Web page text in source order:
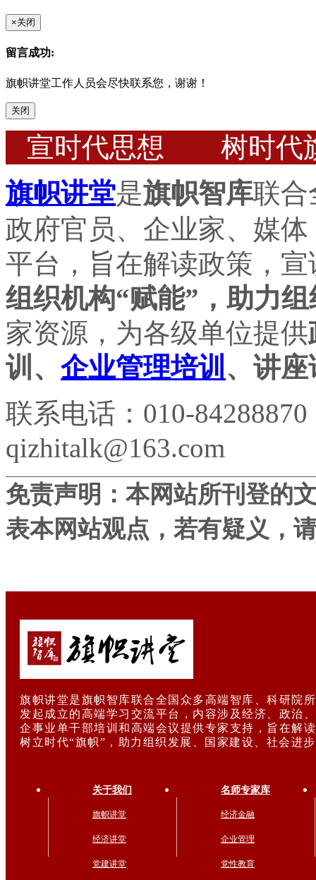
×关闭
留言成功:
旗帜讲堂工作人员会尽快联系您，谢谢！
关闭
宣时代思想 树时代
旗帜讲堂是旗帜智库联合
政府官员、企业家、媒
平台，旨在解读政策，
组织机构“赋能”，助力
家资源，为各级单位提供
训、 企业管理培训 、讲
联系电话：010-
qizhitalk@163.com
免责声明：本网站所刊登的
表本网站观点，若有疑义，
旗帜讲堂是旗帜智库联合全国众多高端智库、科研院
发起成立的高端学习交流平台，内容涉及经济、政治
企事业单干部培训和高端会议提供专家支持，旨在解
树立时代“旗帜”，助力组织发展、国家建设、社会进
关于我们
旗帜讲堂
经济讲堂
党建讲堂
名师专家库
经济金融
企业管理
党性教育